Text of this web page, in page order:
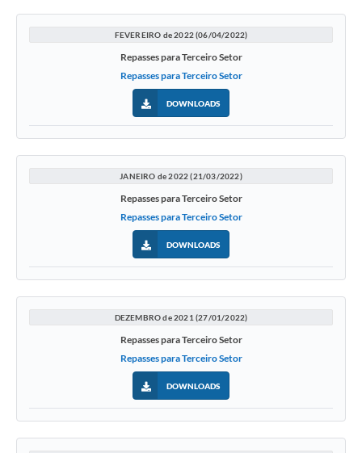
FEVEREIRO de 2022 (06/04/2022)
Repasses para Terceiro Setor
Repasses para Terceiro Setor
DOWNLOADS
JANEIRO de 2022 (21/03/2022)
Repasses para Terceiro Setor
Repasses para Terceiro Setor
DOWNLOADS
DEZEMBRO de 2021 (27/01/2022)
Repasses para Terceiro Setor
Repasses para Terceiro Setor
DOWNLOADS